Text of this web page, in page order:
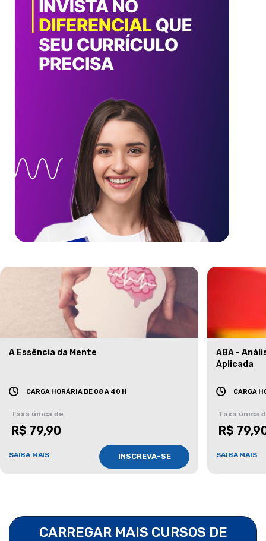
A Essência da Mente
CARGA HORÁRIA DE 08 A 40 H
Taxa única de
R$ 79,90
SAIBA MAIS INSCREVA-SE
ABA -
Aplicada
CARGA
Taxa única
R$
SAIBA MAIS
CARREGAR MAIS CURSOS DE